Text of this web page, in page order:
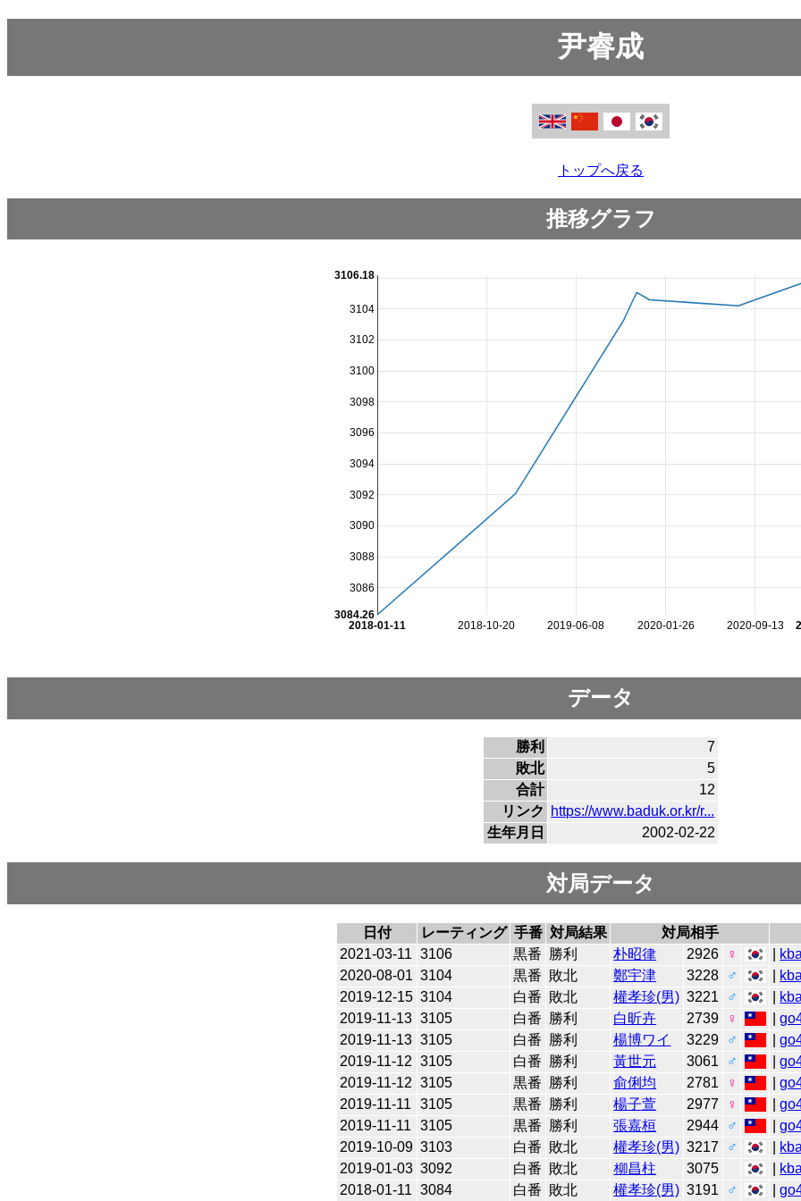
尹睿成
トップへ戻る
推移グラフ
2018-10-20 2019-06-08 2020-01-26 2020-09-13
2018-01-11
3086
3088
3090
3092
3094
3096
3098
3100
3102
3104
3084.26
3106.18
データ
勝利
7
敗北
5
合計
12
リンク
https://www.baduk.or.kr/r...
生年月日
2002-02-22
対局データ
日付 レーティング 手番 対局結果 対局相手
2021-03-11 3106 黒番 勝利 朴昭律 2926 ♀ kba
2020-08-01 3104 黒番 敗北 鄭宇津 3228 ♂ kba
2019-12-15 3104 白番 敗北 權孝珍(男) 3221 ♂ kba
2019-11-13 3105 白番 勝利 白昕卉 2739 ♀ |
2019-11-13 3105 白番 勝利 楊博ワイ 3229 ♂ |
2019-11-12 3105 白番 勝利 黃世元 3061 ♂ |
2019-11-12 3105 黒番 勝利 俞俐均 2781 ♀ |
2019-11-11
3105 黒番 勝利 楊子萱 2977 ♀ |
2019-11-11
3105 黒番 勝利 張嘉桓 2944 ♂ |
2019-10-09 3103 白番 敗北 權孝珍(男) 3217 ♂ kba
2019-01-03 3092 白番 敗北 柳昌柱 3075 kba
2018-01-11 3084 白番 敗北 權孝珍(男) 3191 ♂ |